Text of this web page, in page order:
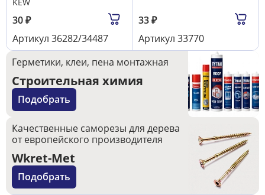
30₽
Артикул 36282/34487
33₽
Артикул 33770
Герметики, клеи, пена монтажная
Строительная химия
Подобрать
Качественные саморезы для дерева
от европейского производителя
Wkret-Met
Подобрать